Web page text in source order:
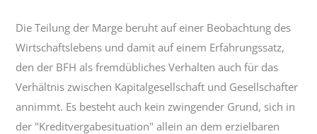
Die Teilung der Marge beruht auf einer Beobachtung des
Wirtschaftslebens und damit auf einem Erfahrungssatz,
den der BFH als fremdübliches Verhalten auch für das
Verhältnis zwischen Kapitalgesellschaft und Gesellschafter
annimmt. Es besteht auch kein zwingender Grund, sich in
der "Kreditvergabesituation" allein an dem erzielbaren